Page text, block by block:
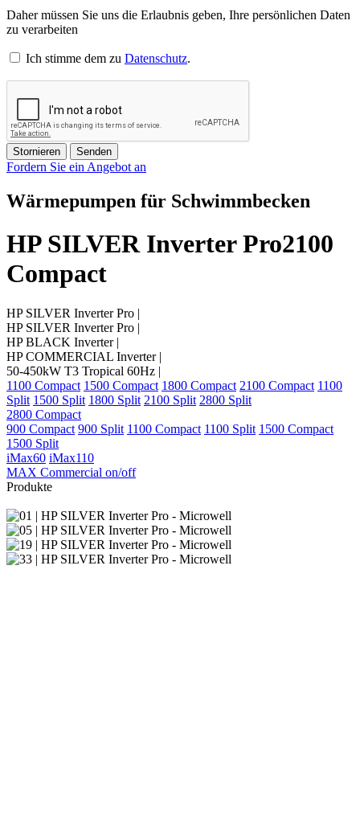
Daher müssen Sie uns die Erlaubnis geben, Ihre persönlichen Daten
zu verarbeiten
Ich stimme dem zu Datenschutz.
Stornieren Senden
Fordern Sie ein Angebot an
Wärmepumpen für Schwimmbecken
HP SILVER Inverter Pro2100
Compact
HP SILVER Inverter Pro |
HP SILVER Inverter Pro |
HP BLACK Inverter |
HP COMMERCIAL Inverter |
50-450kW T3 Tropical 60Hz |
1100 Compact 1500 Compact 1800 Compact 2100 Compact 1100
Split 1500 Split 1800 Split 2100 Split 2800 Split
2800 Compact
900 Compact 900 Split 1100 Compact 1100 Split 1500 Compact
1500 Split
iMax60 iMax110
MAX Commercial on/off
Produkte